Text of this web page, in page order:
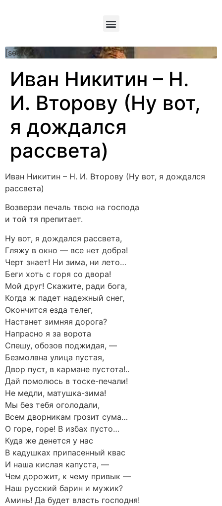
[searchform]
Иван Никитин – Н.
И. Второву (Ну вот,
я дождался
рассвета)
Иван Никитин – Н. И. Второву (Ну вот, я дождался
рассвета)
Возверзи печаль твою на господа
и той тя препитает.
Ну вот, я дождался рассвета,
Гляжу в окно — все нет добра!
Черт знает! Ни зима, ни лето…
Беги хоть с горя со двора!
Мой друг! Скажите, ради бога,
Когда ж падет надежный снег,
Окончится езда телег,
Настанет зимняя дорога?
Напрасно я за ворота
Спешу, обозов поджидая, —
Безмолвна улица пустая,
Двор пуст, в кармане пустота!..
Дай помолюсь в тоске-печали!
Не медли, матушка-зима!
Мы без тебя оголодали,
Всем дворникам грозит сума…
О горе, горе! В избах пусто…
Куда же денется у нас
В кадушках припасенный квас
И наша кислая капуста, —
Чем дорожит, к чему привык —
Наш русский барин и мужик?
Аминь! Да будет власть господня!